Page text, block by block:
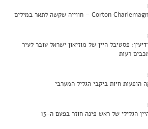
פסטיבל היין של מוזיאון ישראל עובר לעיר
רעות
הופעות חיות ביקבי הגליל המערבי
הגלילי של ראש פינה חוזר בפעם ה-13